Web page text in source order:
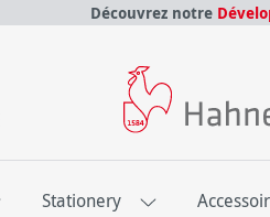
Découvrez notre
Stationery